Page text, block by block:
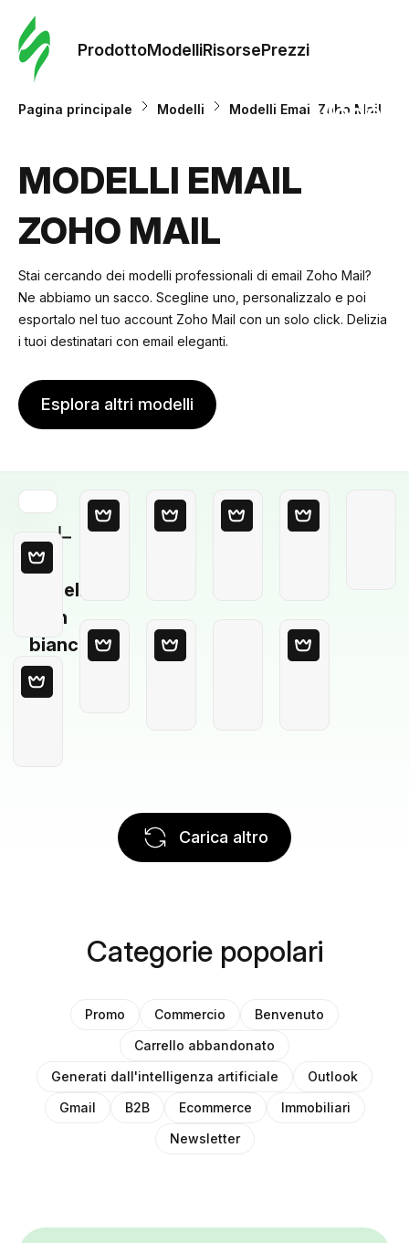
ProdottoModelliRisorsePrezzi
Modelli
Pagina principale Modelli Modelli Email Zoho Mail
MODELLI EMAIL
ZOHO MAIL
Stai cercando dei modelli professionali di email Zoho Mail?
Ne abbiamo un sacco. Scegline uno, personalizzalo e poi
esportalo nel tuo account Zoho Mail con un solo click. Delizia
i tuoi destinatari con email eleganti.
Esplora altri modelli
Modello
in
bianco
Carica altro
Categorie popolari
Promo Commercio
Benvenuto
Carrello abbandonato
Generati dall'intelligenza artificiale
Outlook
Gmail
B2B Ecommerce
Immobiliari
Newsletter